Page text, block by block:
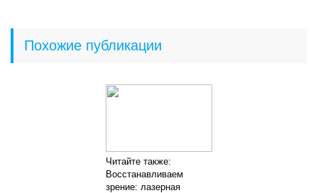
Похожие публикации
Читайте также:
Восстанавливаем
зрение: лазерная